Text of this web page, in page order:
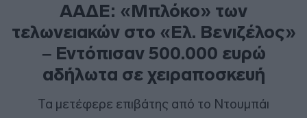
ΑΑΔΕ: «Μπλόκο» των
τελωνειακών στο «Ελ. Βενιζέλος»
– Εντόπισαν 500.000 ευρώ
αδήλωτα σε χειραποσκευή
Τα μετέφερε επιβάτης από το Ντουμπάι